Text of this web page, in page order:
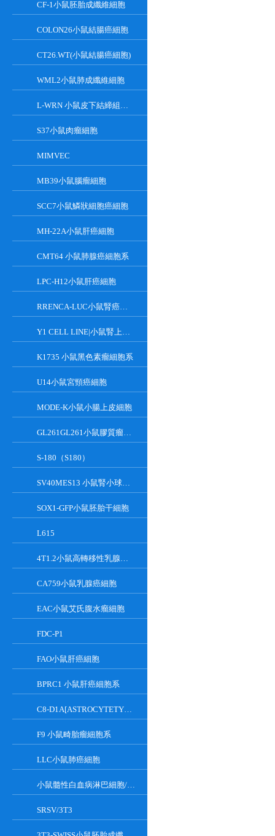
CF-1小鼠胚胎成纖維細胞
COLON26小鼠結腸癌細胞
CT26.WT(小鼠結腸癌細胞)
WML2小鼠肺成纖維細胞
L-WRN 小鼠皮下結締組織細胞系
S37小鼠肉瘤細胞
MIMVEC
MB39小鼠腦瘤細胞
SCC7小鼠鱗狀細胞癌細胞
MH-22A小鼠肝癌細胞
CMT64 小鼠肺腺癌細胞系
LPC-H12小鼠肝癌細胞
RRENCA-LUC小鼠腎癌細胞LUC轉染株
Y1 CELL LINE|小鼠腎上腺皮質瘤細胞
K1735 小鼠黑色素瘤細胞系
U14小鼠宮頸癌細胞
MODE-K小鼠小腸上皮細胞
GL261GL261小鼠膠質瘤細胞
S-180（S180）
SV40MES13 小鼠腎小球系膜細胞
SOX1-GFP小鼠胚胎干細胞
L615
4T1.2小鼠高轉移性乳腺癌細胞
CA759小鼠乳腺癌細胞
EAC小鼠艾氏腹水瘤細胞
FDC-P1
FAO小鼠肝癌細胞
BPRC1 小鼠肝癌細胞系
C8-D1A[ASTROCYTETYPEICLONE]小鼠小腦細胞
F9 小鼠畸胎瘤細胞系
LLC小鼠肺癌細胞
小鼠髓性白血病淋巴細胞/小鼠白血病G-CSF依賴性細胞
SRSV/3T3